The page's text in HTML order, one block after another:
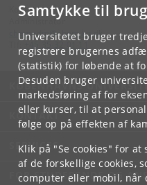
Samtykke til
Universitetet bruger
registrere brugernes
(statistik) for løbende at
Desuden bruger
markedsføring af for
eller kurser, til at
følge op på effekten af
Klik på "Se cookies" for
af de forskellige cookies,
computer eller mobil, når
Kontakt:
Administrator
chemadm@chem. ku.dk
KØBENHAVNS
KONTAKT
SERVICES
FOR STUDERENDE OG